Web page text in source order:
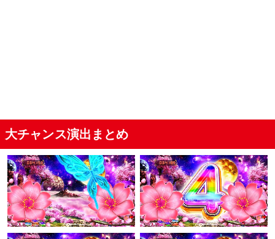
大チャンス演出まとめ